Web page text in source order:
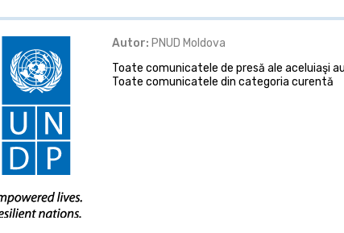
Autor: PNUD Moldova
Toate comunicatele de presă ale aceluiaşi
Toate comunicatele din categoria curentă